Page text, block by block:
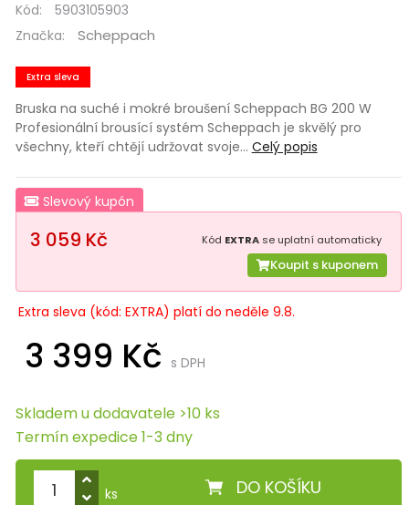
Kód:
5903105903
Značka:
Scheppach
Extra sleva
Bruska na suché i mokré broušení Scheppach BG 200 W
Profesionální brousící systém Scheppach je skvělý pro
všechny, kteří chtějí udržovat svoje… Celý popis
Slevový kupón
3 059 Kč Kód EXTRA se uplatní automaticky
Koupit s kuponem
Extra sleva (kód: EXTRA) platí do neděle 9.8.
3 399 Kč s DPH
Skladem u dodavatele >10 ks
Termín expedice 1-3 dny
DO KOŠÍKU
ks